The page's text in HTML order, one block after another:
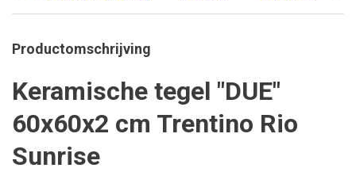
Productomschrijving
Keramische tegel "DUE"
60x60x2 cm Trentino Rio
Sunrise